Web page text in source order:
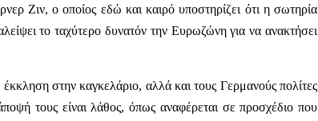
Ζιν, ο οποίος εδώ και καιρό υποστηρίζει ότι η σωτηρία
το ταχύτερο δυνατόν την Ευρωζώνη για να ανακτήσει
στην καγκελάριο, αλλά και τους Γερμανούς πολίτες
τους είναι λάθος, όπως αναφέρεται σε προσχέδιο που